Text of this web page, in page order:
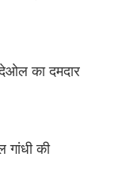
देओल का दमदार
गांधी की